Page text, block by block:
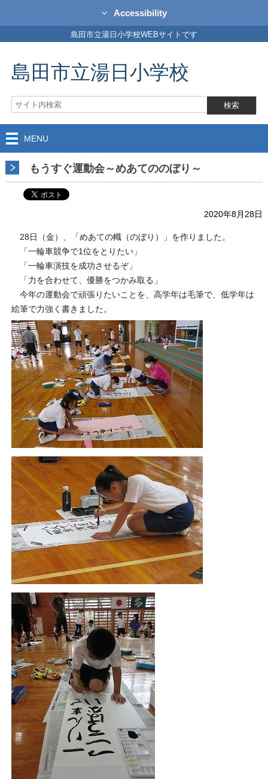
Accessibility
島田市立湯日小学校WEBサイトです
島田市立湯日小学校
MENU
もうすぐ運動会～めあてののぼり～
2020年8月28日
28日（金）、「めあての幟（のぼり）」を作りました。
「一輪車競争で1位をとりたい」
「一輪車演技を成功させるぞ」
「力を合わせて、優勝をつかみ取る」
今年の運動会で頑張りたいことを、高学年は毛筆で、低学年は
絵筆で力強く書きました。